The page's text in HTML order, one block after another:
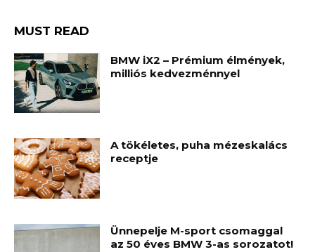
MUST READ
BMW iX2 – Prémium élmények,
milliós kedvezménnyel
A tökéletes, puha mézeskalács
receptje
Ünnepelje M-sport csomaggal
az 50 éves BMW 3-as sorozatot!